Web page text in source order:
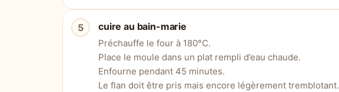
cuire au bain-marie
Préchauffe le four à 180°C.
Place le moule dans un plat rempli d’eau chaude.
Enfourne pendant 45 minutes.
Le flan doit être pris mais encore légèrement tremblotant.